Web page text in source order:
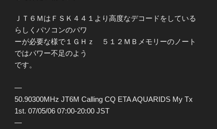
ＪＴ６ＭはＦＳＫ４４１より高度なデコードをしている
らしくパソコンのパワ
ーが必要な様で１ＧＨｚ ５１２ＭＢメモリーのノート
ではパワー不足のよう
です。
—
50.90300MHz JT6M Calling CQ ETA AQUARIDS My Tx
1st. 07/05/06 07:00-20:00 JST
—